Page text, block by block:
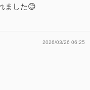
ました😊
2026/03/26 06:25